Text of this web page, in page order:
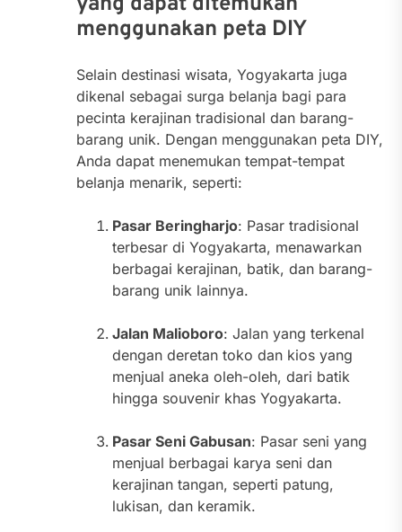
menggunakan peta DIY
Selain destinasi wisata, Yogyakarta juga
dikenal sebagai surga belanja bagi para
pecinta kerajinan tradisional dan barang-
barang unik. Dengan menggunakan peta DIY,
Anda dapat menemukan tempat-tempat
belanja menarik, seperti:
Pasar Beringharjo: Pasar tradisional
terbesar di Yogyakarta, menawarkan
berbagai kerajinan, batik, dan barang-
barang unik lainnya.
Jalan Malioboro: Jalan yang terkenal
dengan deretan toko dan kios yang
menjual aneka oleh-oleh, dari batik
hingga souvenir khas Yogyakarta.
Pasar Seni Gabusan: Pasar seni yang
menjual berbagai karya seni dan
kerajinan tangan, seperti patung,
lukisan, dan keramik.